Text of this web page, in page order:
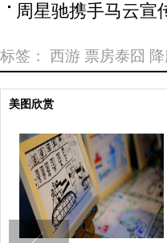
周星驰携手马云宣
标签： 西游 票房泰囧
美图欣赏